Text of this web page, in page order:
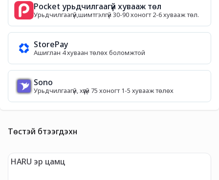
Pocket урьдчилгаагүй хувааж төл
Урьдчилгаагүй,шимтгэлгүй 30-90 хоногт 2-6 хувааж төл.
StorePay
Ашиглан 4 хуваан төлөх боломжтой
Sono
Урьдчилгаагүй, хүүгүй 75 хоногт 1-5 хувааж төлөх
Төстэй бүтээгдэхүүн
HARU эр цамц